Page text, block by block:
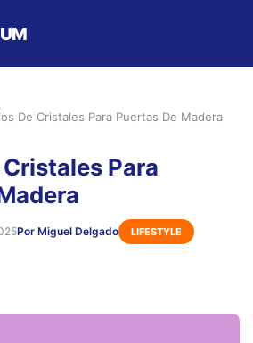
De Cristales Para Puertas De Madera
Para
Por Miguel Delgado LIFESTYLE